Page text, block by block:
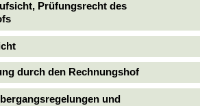
Prüfungsrecht des
durch den Rechnungshof
und